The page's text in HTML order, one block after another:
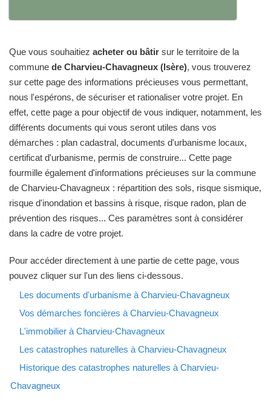
Que vous souhaitiez acheter ou bâtir sur le territoire de la
commune de Charvieu-Chavagneux (Isère), vous trouverez
sur cette page des informations précieuses vous permettant,
nous l'espérons, de sécuriser et rationaliser votre projet. En
effet, cette page a pour objectif de vous indiquer, notamment, les
différents documents qui vous seront utiles dans vos
démarches : plan cadastral, documents d'urbanisme locaux,
certificat d'urbanisme, permis de construire... Cette page
fourmille également d'informations précieuses sur la commune
de Charvieu-Chavagneux : répartition des sols, risque sismique,
risque d'inondation et bassins à risque, risque radon, plan de
prévention des risques... Ces paramètres sont à considérer
dans la cadre de votre projet.
Pour accéder directement à une partie de cette page, vous
pouvez cliquer sur l'un des liens ci-dessous.
Les documents d'urbanisme à Charvieu-Chavagneux
Vos démarches foncières à Charvieu-Chavagneux
L'immobilier à Charvieu-Chavagneux
Les catastrophes naturelles à Charvieu-Chavagneux
Historique des catastrophes naturelles à Charvieu-
Chavagneux